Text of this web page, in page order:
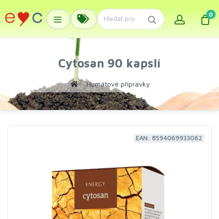
0
Cytosan 90 kapslí
Humátové přípravky
EAN: 8594069933062